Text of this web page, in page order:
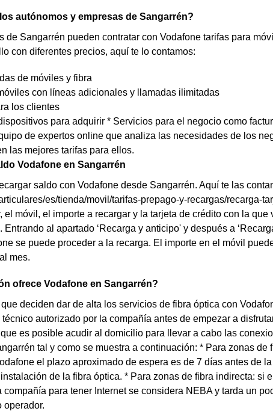
autónomos y empresas de Sangarrén?
de Sangarrén pueden contratar con Vodafone tarifas para
con diferentes precios, aquí te lo contamos:
de móviles y fibra
con líneas adicionales y llamadas ilimitadas
los clientes
para adquirir * Servicios para el negocio como
de expertos online que analiza las necesidades de los
las mejores tarifas para ellos.
Vodafone en Sangarrén
saldo con Vodafone desde Sangarrén. Aquí te las
es/tienda/movil/tarifas-prepago-y-recargas/recarga-
el móvil, el importe a recargar y la tarjeta de crédito con la que
al apartado ‘Recarga y anticipo' y después a
se puede proceder a la recarga. El importe en el móvil
mes.
ofrece Vodafone en Sangarrén?
deciden dar de alta los servicios de fibra óptica con
autorizado por la compañía antes de empezar a
es posible acudir al domicilio para llevar a cabo las
tal y como se muestra a continuación: * Para zonas de
el plazo aproximado de espera es de 7 días antes de
de la fibra óptica. * Para zonas de fibra indirecta: si
compañía para tener Internet se considera NEBA y tarda un
operador.